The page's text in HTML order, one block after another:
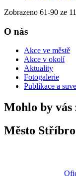
Zobrazeno 61-90 ze
O nás
Akce ve městě
Akce v okolí
Aktuality
Fotogalerie
Publikace a
Mohlo by
Město Stříbro